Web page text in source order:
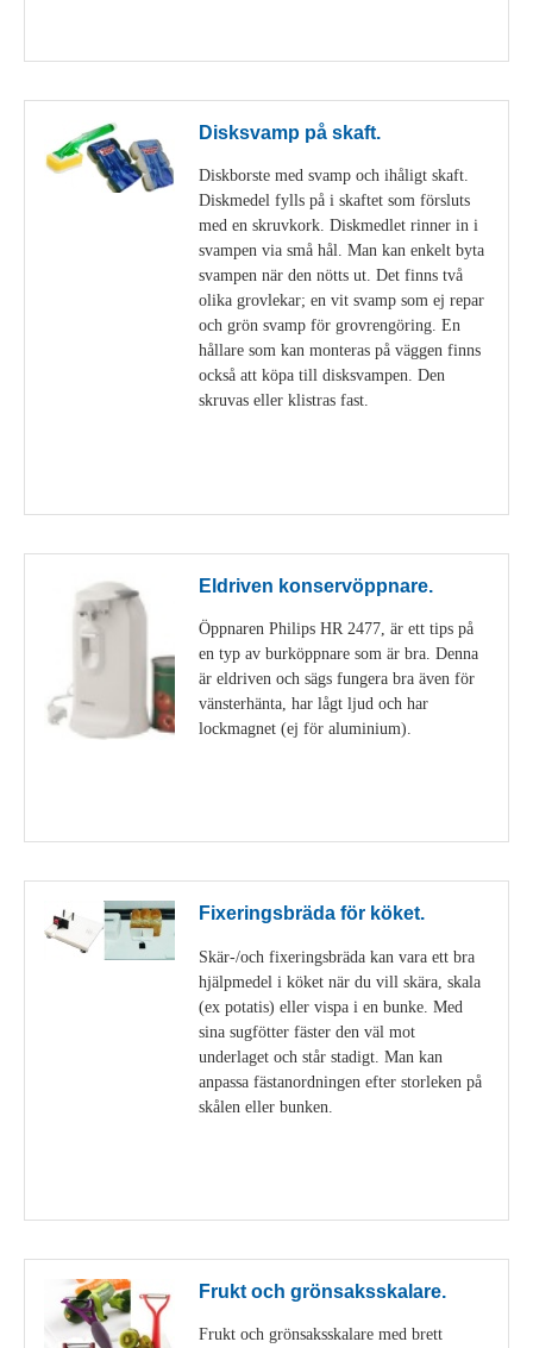
Disksvamp på skaft.
Diskborste med svamp och ihåligt skaft.
Diskmedel fylls på i skaftet som försluts
med en skruvkork. Diskmedlet rinner in i
svampen via små hål. Man kan enkelt byta
svampen när den nötts ut. Det finns två
olika grovlekar; en vit svamp som ej repar
och grön svamp för grovrengöring. En
hållare som kan monteras på väggen finns
också att köpa till disksvampen. Den
skruvas eller klistras fast.
Eldriven konservöppnare.
Öppnaren Philips HR 2477, är ett tips på
en typ av burköppnare som är bra. Denna
är eldriven och sägs fungera bra även för
vänsterhänta, har lågt ljud och har
lockmagnet (ej för aluminium).
Fixeringsbräda för köket.
Skär-/och fixeringsbräda kan vara ett bra
hjälpmedel i köket när du vill skära, skala
(ex potatis) eller vispa i en bunke. Med
sina sugfötter fäster den väl mot
underlaget och står stadigt. Man kan
anpassa fästanordningen efter storleken på
skålen eller bunken.
Frukt och grönsaksskalare.
Frukt och grönsaksskalare med brett